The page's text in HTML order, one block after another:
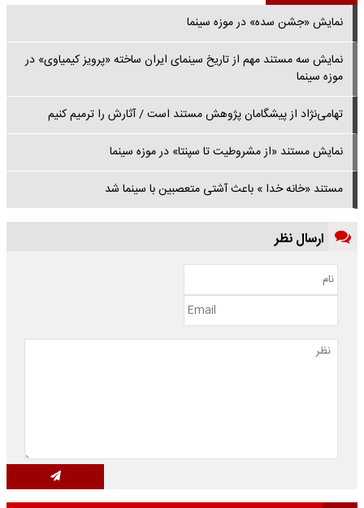
نمایش «جشن سده» در موزه سینما
نمایش سه مستند مهم از تاریخ سینمای ایران ساخته «پرویز کیمیاوی» در
موزه سینما
تهامی‌نژاد از پیشگامان پژوهش مستند است / آثارش را ترمیم کنیم
نمایش مستند «از مشروطیت تا سپنتا» در موزه سینما
مستند «خانه خدا » باعث آشتی متعصبین با سینما شد
ارسال نظر